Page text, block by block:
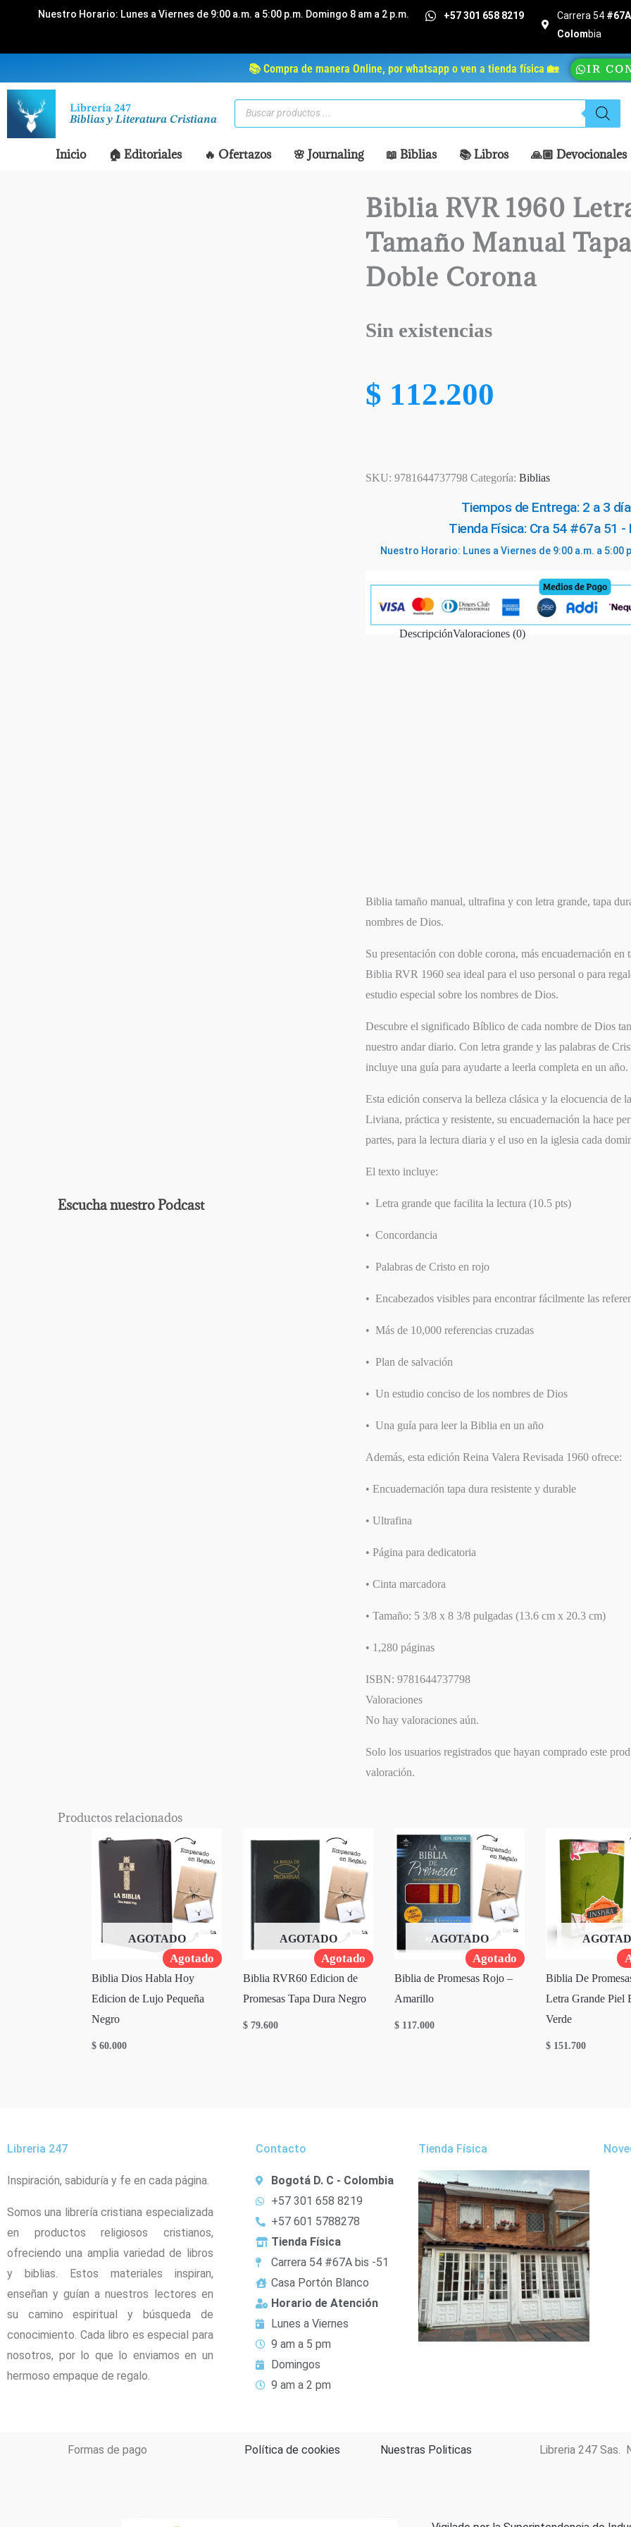
Nuestro Horario: Lunes a Viernes de 9:00 a.m. a 5:00 p.m. Domingo 8 am a 2 p.m. +57 301 658 8219 Carrera 54
Colombia
📚 Compra de manera Online, por whatsapp o ven a tienda física 🏡 IR
Librería 247
Biblias y Literatura Cristiana
Búsqueda
productos
Inicio 🏠 Editoriales 🔥 Ofertazos 🌸 Journaling 📖 Biblias 📚 Libros 🙏🏼 Devocionales
Escucha nuestro Podcast
EPISODIO
Biblia RVR 1960
Tamaño Manual
Doble Corona
Sin existencias
$ 112.200
SKU:9781644737798 Categoría:Biblias
Tiempos de Entrega: 2 a 3
Tienda Física: Cra 54 #67a 51 -
Nuestro Horario: Lunes a Viernes de 9:00 a.m. a 5:00
DescripciónValoraciones (0)
Biblia tamaño manual, ultrafina y con letra grande, tapa
nombres de Dios.
Su presentación con doble corona, más encuadernación en
Biblia RVR 1960 sea ideal para el uso personal o para
estudio especial sobre los nombres de Dios.
Descubre el significado Bíblico de cada nombre de Dios
nuestro andar diario. Con letra grande y las palabras de
incluye una guía para ayudarte a leerla completa en un año.
Esta edición conserva la belleza clásica y la elocuencia de
Liviana, práctica y resistente, su encuadernación la hace
partes, para la lectura diaria y el uso en la iglesia cada
El texto incluye:
• Letra grande que facilita la lectura (10.5 pts)
• Concordancia
• Palabras de Cristo en rojo
• Encabezados visibles para encontrar fácilmente las
• Más de 10,000 referencias cruzadas
• Plan de salvación
• Un estudio conciso de los nombres de Dios
• Una guía para leer la Biblia en un año
Además, esta edición Reina Valera Revisada 1960 ofrece:
• Encuadernación tapa dura resistente y durable
• Ultrafina
• Página para dedicatoria
• Cinta marcadora
• Tamaño: 5 3/8 x 8 3/8 pulgadas (13.6 cm x 20.3 cm)
• 1,280 páginas
ISBN: 9781644737798
Valoraciones
No hay valoraciones aún.
Solo los usuarios registrados que hayan comprado este
valoración.
Productos relacionados
Agotado
AGOTADO
Biblia Dios Habla Hoy
Edicion de Lujo Pequeña
Negro
$ 60.000
Agotado
AGOTADO
Biblia RVR60 Edicion de
Promesas Tapa Dura Negro
$ 79.600
Agotado
AGOTADO
Biblia de Promesas Rojo –
Amarillo
$ 117.000
Biblia De
Letra Grande Piel
Verde
$ 151.700
Libreria 247
Inspiración, sabiduría y fe en cada página.
Somos una librería cristiana especializada
en productos religiosos cristianos,
ofreciendo una amplia variedad de libros
y biblias. Estos materiales inspiran,
enseñan y guían a nuestros lectores en
su camino espiritual y búsqueda de
conocimiento. Cada libro es especial para
nosotros, por lo que lo enviamos en un
hermoso empaque de regalo.
Contacto
Bogotá D. C - Colombia
+57 301 658 8219
+57 601 5788278
Tienda Física
Carrera 54 #67A bis -51
Casa Portón Blanco
Horario de Atención
Lunes a Viernes
9 am a 5 pm
Domingos
9 am a 2 pm
Tienda Física
Formas de pago Política de cookies Nuestras Politicas Libreria 247 Sas.